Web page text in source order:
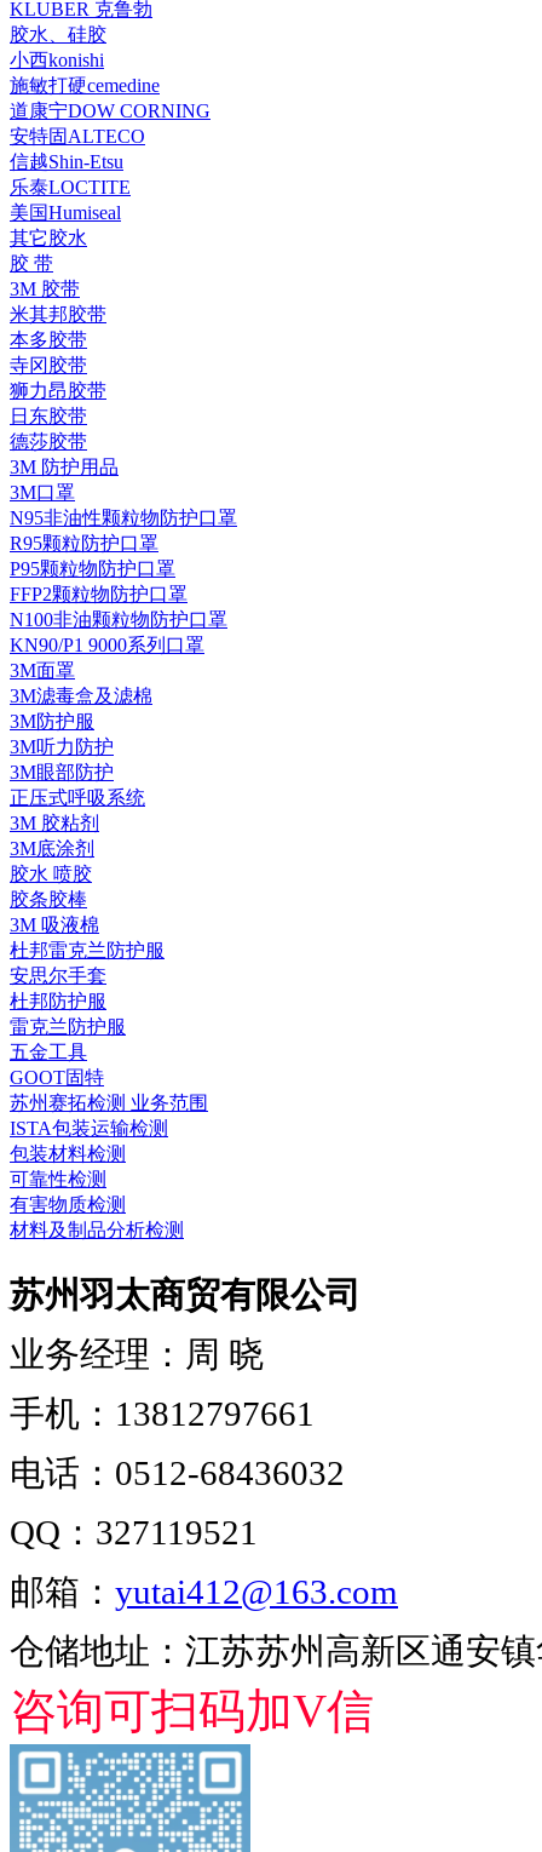
KLUBER 克鲁勃
胶水、硅胶
小西konishi
施敏打硬cemedine
道康宁DOW CORNING
安特固ALTECO
信越Shin-Etsu
乐泰LOCTITE
美国Humiseal
其它胶水
胶 带
3M 胶带
米其邦胶带
本多胶带
寺冈胶带
狮力昂胶带
日东胶带
德莎胶带
3M 防护用品
3M口罩
N95非油性颗粒物防护口罩
R95颗粒防护口罩
P95颗粒物防护口罩
FFP2颗粒物防护口罩
N100非油颗粒物防护口罩
KN90/P1 9000系列口罩
3M面罩
3M滤毒盒及滤棉
3M防护服
3M听力防护
3M眼部防护
正压式呼吸系统
3M 胶粘剂
3M底涂剂
胶水 喷胶
胶条胶棒
3M 吸液棉
杜邦雷克兰防护服
安思尔手套
杜邦防护服
雷克兰防护服
五金工具
GOOT固特
苏州赛拓检测 业务范围
ISTA包装运输检测
包装材料检测
可靠性检测
有害物质检测
材料及制品分析检测
苏州羽太商贸有限公司
业务经理：周 晓
手机：13812797661
电话：0512-68436032
QQ：327119521
邮箱： yutai412@163.com
仓储地址：江苏苏州高新区通安
咨询可扫码加V信